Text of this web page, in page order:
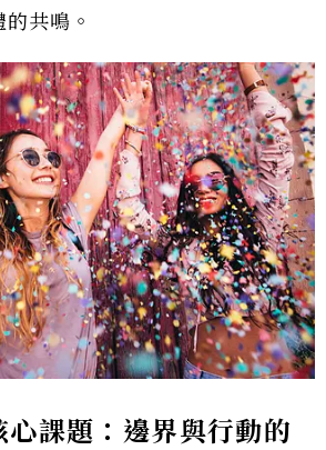
共鳴。
課題：邊界與行動的